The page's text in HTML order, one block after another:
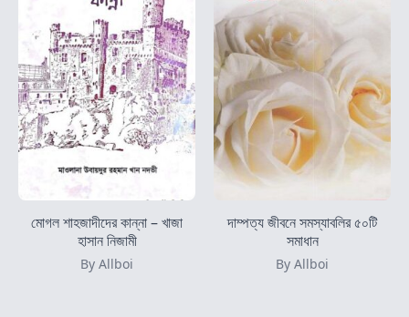
মোগল শাহজাদীদের কান্না – খাজা
হাসান নিজামী
By Allboi
দাম্পত্য জীবনে সমস্যাবলির ৫০টি
সমাধান
By Allboi